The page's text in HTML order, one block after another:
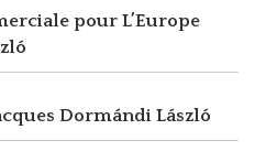
pour L’Europe
Dormándi László